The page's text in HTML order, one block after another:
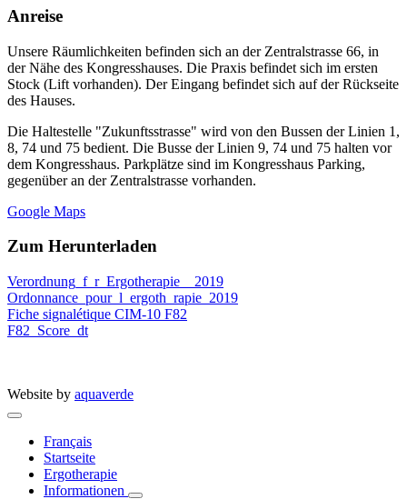
Anreise
Unsere Räumlichkeiten befinden sich an der Zentralstrasse 66, in
der Nähe des Kongresshauses. Die Praxis befindet sich im ersten
Stock (Lift vorhanden). Der Eingang befindet sich auf der Rückseite
des Hauses.
Die Haltestelle "Zukunftsstrasse" wird von den Bussen der Linien 1,
8, 74 und 75 bedient. Die Busse der Linien 9, 74 und 75 halten vor
dem Kongresshaus. Parkplätze sind im Kongresshaus Parking,
gegenüber an der Zentralstrasse vorhanden.
Google Maps
Zum Herunterladen
Verordnung_f_r_Ergotherapie__2019
Ordonnance_pour_l_ergoth_rapie_2019
Fiche signalétique CIM-10 F82
F82_Score_dt
Website by aquaverde
Français
Startseite
Ergotherapie
Informationen